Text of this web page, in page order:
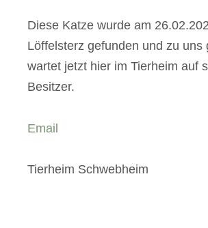
Diese Katze wurde am
Löffelsterz gefunden und zu uns
wartet jetzt hier im Tierheim auf
Besitzer.
Email
Tierheim Schwebheim